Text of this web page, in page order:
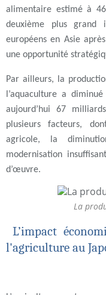
alimentaire estimé à
deuxième plus grand
européens en Asie
une opportunité
Par ailleurs, la
l’aquaculture a
aujourd’hui 67
plusieurs facteurs,
agricole, la
modernisation
d’œuvre.
La
L’impact
l'agriculture au